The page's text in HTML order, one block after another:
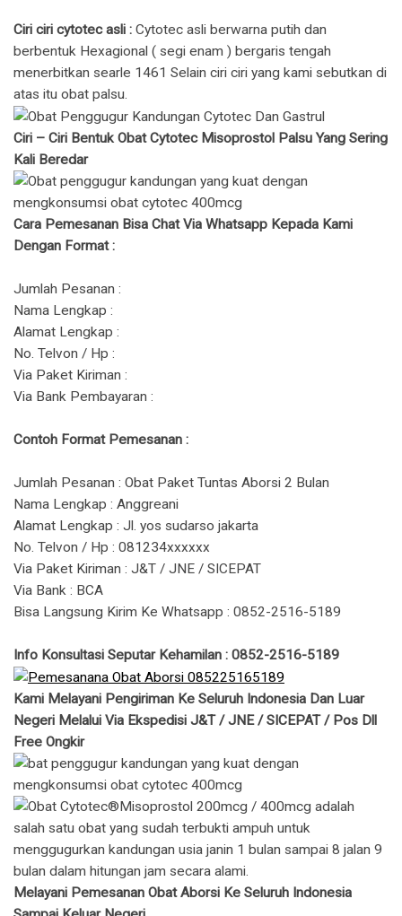
Ciri ciri cytotec asli : Cytotec asli berwarna putih dan
berbentuk Hexagional ( segi enam ) bergaris tengah
menerbitkan searle 1461 Selain ciri ciri yang kami sebutkan di
atas itu obat palsu.
Ciri – Ciri Bentuk Obat Cytotec Misoprostol Palsu Yang Sering
Kali Beredar
Cara Pemesanan Bisa Chat Via Whatsapp Kepada Kami
Dengan Format :
Jumlah Pesanan :
Nama Lengkap :
Alamat Lengkap :
No. Telvon / Hp :
Via Paket Kiriman :
Via Bank Pembayaran :
Contoh Format Pemesanan :
Jumlah Pesanan : Obat Paket Tuntas Aborsi 2 Bulan
Nama Lengkap : Anggreani
Alamat Lengkap : Jl. yos sudarso jakarta
No. Telvon / Hp : 081234xxxxxx
Via Paket Kiriman : J&T / JNE / SICEPAT
Via Bank : BCA
Bisa Langsung Kirim Ke Whatsapp : 0852-2516-5189
Info Konsultasi Seputar Kehamilan : 0852-2516-5189
Kami Melayani Pengiriman Ke Seluruh Indonesia Dan Luar
Negeri Melalui Via Ekspedisi J&T / JNE / SICEPAT / Pos Dll
Free Ongkir
Melayani Pemesanan Obat Aborsi Ke Seluruh Indonesia